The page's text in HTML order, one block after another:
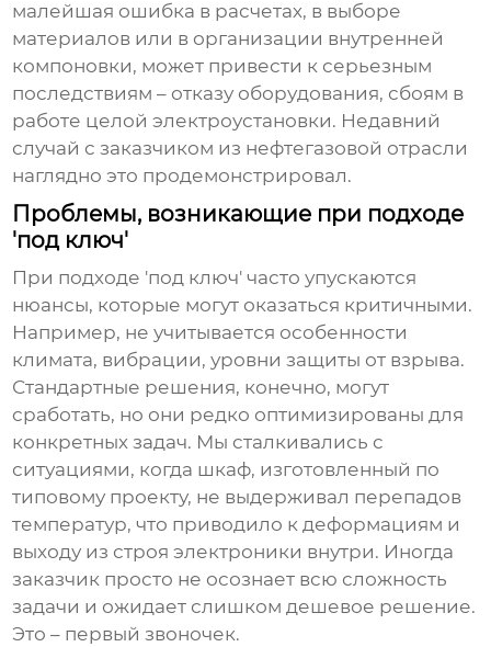
малейшая ошибка в расчетах, в выборе
материалов или в организации внутренней
компоновки, может привести к серьезным
последствиям – отказу оборудования, сбоям в
работе целой электроустановки. Недавний
случай с заказчиком из нефтегазовой отрасли
наглядно это продемонстрировал.
Проблемы, возникающие при подходе
'под ключ'
При подходе 'под ключ' часто упускаются
нюансы, которые могут оказаться критичными.
Например, не учитывается особенности
климата, вибрации, уровни защиты от взрыва.
Стандартные решения, конечно, могут
сработать, но они редко оптимизированы для
конкретных задач. Мы сталкивались с
ситуациями, когда шкаф, изготовленный по
типовому проекту, не выдерживал перепадов
температур, что приводило к деформациям и
выходу из строя электроники внутри. Иногда
заказчик просто не осознает всю сложность
задачи и ожидает слишком дешевое решение.
Это – первый звоночек.